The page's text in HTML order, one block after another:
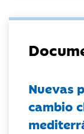
Nuevas
cambio